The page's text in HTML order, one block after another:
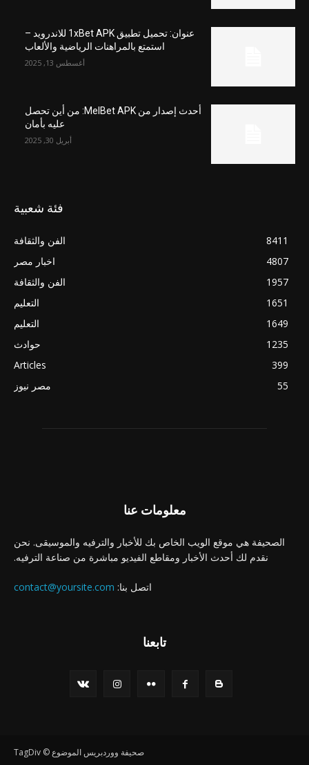
عنوان: تحميل تطبيق 1xBet APK للاندرويد –
استمتع بالمراهنات الرياضية والألعاب
أغسطس 13, 2025
أحدث إصدار من MelBet APK: من أين تحصل
عليه بأمان
أبريل 30, 2025
فئة شعبية
الفن والثقافة
8411
اخبار مصر
4807
الفن والثقافة
1957
التعليم
1651
التعليم
1649
حوادث
1235
Articles
399
مصر نيوز
55
معلومات عنا
الصحيفة هي موقع الويب الخاص بك للأخبار والترفيه والموسيقى. نحن
نقدم لك أحدث الأخبار ومقاطع الفيديو مباشرة من صناعة الترفيه.
اتصل بنا: contact@yoursite.com
تابعنا
صحيفة ووردبريس الموضوع © TagDiv